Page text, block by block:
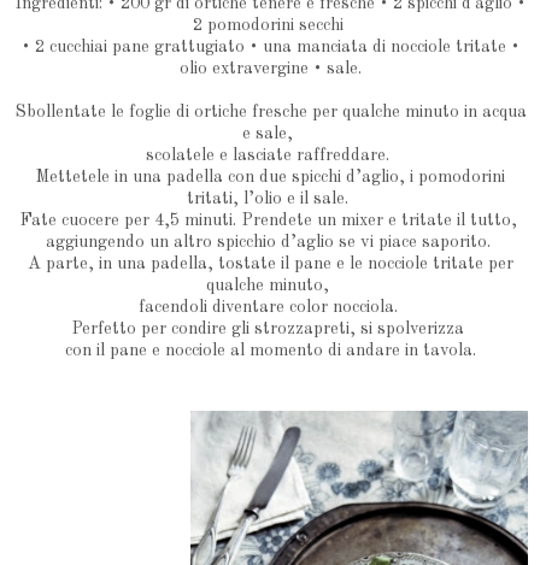
Ingredienti: • 200 gr di ortiche tenere e fresche • 2 spicchi d'aglio •
2 pomodorini secchi
• 2 cucchiai pane grattugiato • una manciata di nocciole tritate •
olio extravergine • sale.
Sbollentate le foglie di ortiche fresche per qualche minuto in acqua
e sale,
scolatele e lasciate raffreddare.
Mettetele in una padella con due spicchi d’aglio, i pomodorini
tritati, l’olio e il sale.
Fate cuocere per 4,5 minuti. Prendete un mixer e tritate il tutto,
aggiungendo un altro spicchio d’aglio se vi piace saporito.
A parte, in una padella, tostate il pane e le nocciole tritate per
qualche minuto,
facendoli diventare color nocciola.
Perfetto per condire gli strozzapreti, si spolverizza
con il pane e nocciole al momento di andare in tavola.